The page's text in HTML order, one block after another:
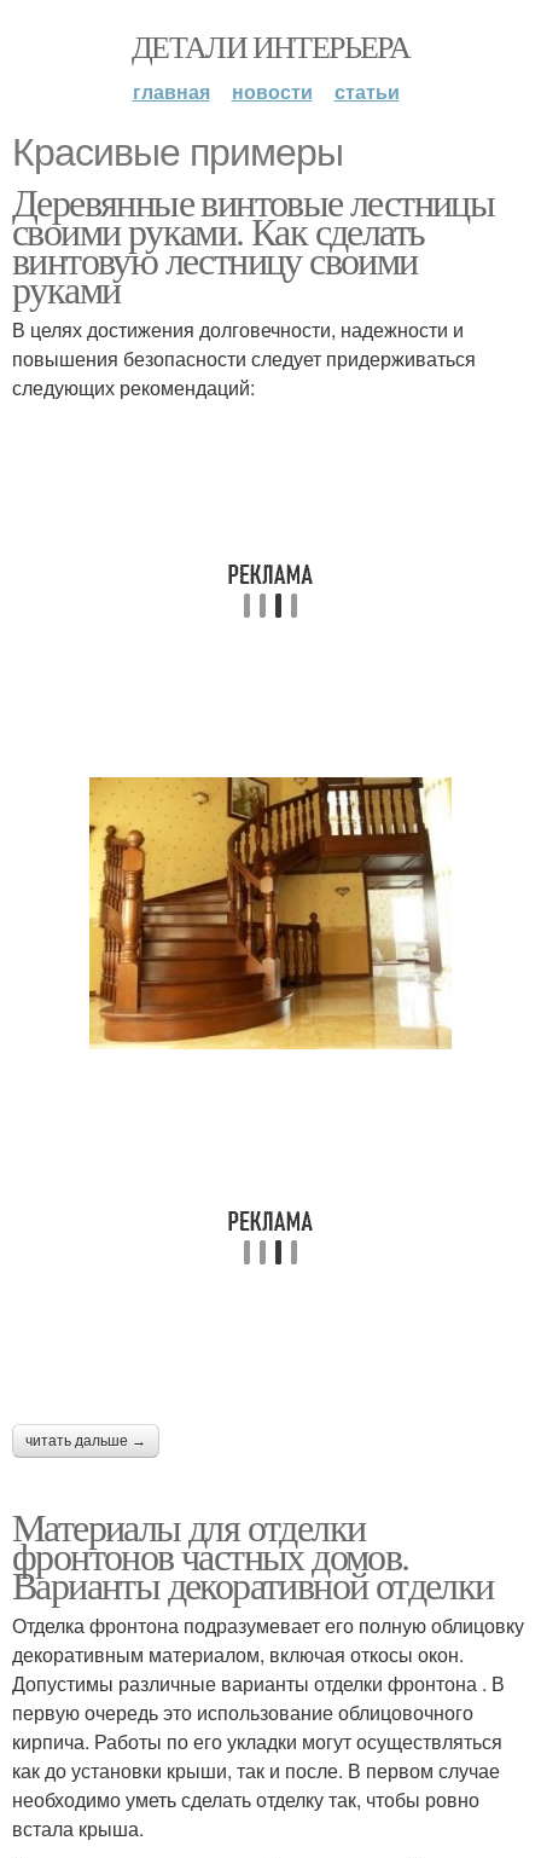
ДЕТАЛИ ИНТЕРЬЕРА
главная новости статьи
Красивые примеры
Деревянные винтовые лестницы
своими руками. Как сделать
винтовую лестницу своими
руками
В целях достижения долговечности, надежности и
повышения безопасности следует придерживаться
следующих рекомендаций:
читать дальше →
Материалы для отделки
фронтонов частных домов.
Варианты декоративной отделки
Отделка фронтона подразумевает его полную облицовку
декоративным материалом, включая откосы окон.
Допустимы различные варианты отделки фронтона . В
первую очередь это использование облицовочного
кирпича. Работы по его укладки могут осуществляться
как до установки крыши, так и после. В первом случае
необходимо уметь сделать отделку так, чтобы ровно
встала крыша.